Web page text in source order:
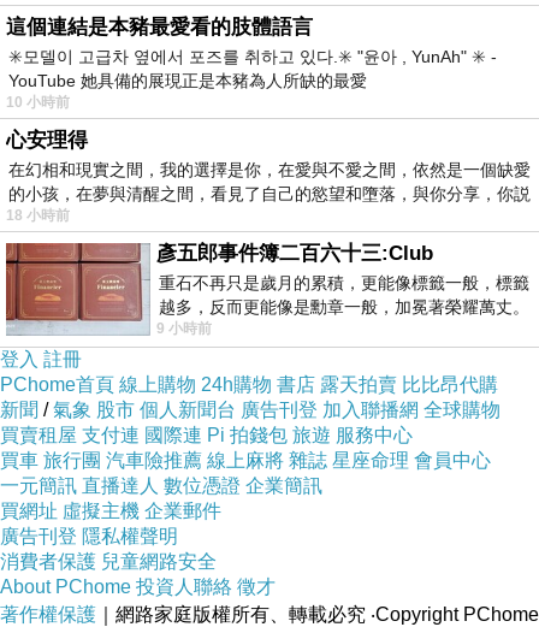
特別針對女性的語氣壓力往往更為密集與日常：
- 當你講話直接，就被說「這樣誰敢要你？」
- 當你專注工作，就被說「這樣會錯過結婚年齡」
- 當你選擇單身，就被說「這樣會孤老終身」
這些語句從來只是出於社會秩序對個體選擇的否定。
而這些語氣有一個共同特徵：
奏與目標。
「恐嚇式婚姻語氣」的三大邏輯
這些話語之所以有效，是因為暗藏三種邏輯勒索：
1. 標準化邏輯：假定婚姻是人生的必經之路，因此誰不合
規範就是錯。
2. 恐懼邏輯：預設單身＝孤獨、無價值、被遺棄。
3. 羞辱邏輯：利用「沒人要你」這類語氣，使人自我否
定，進而自我調整。
這是用婚姻作為懲罰工具的話語體系。
這個連結是本豬最愛看的肢體語言
✳️모델이 고급차 옆에서 포즈를 취하고 있다.✳️ "윤아 , YunAh" ✳️ -
YouTube 她具備的展現正是本豬為人所缺的最愛
10 小時前
心安理得
在幻相和現實之間，我的選擇是你，在愛與不愛之間，依然是一個缺愛
的小孩，在夢與清醒之間，看見了自己的慾望和墮落，與你分享，你説
18 小時前
彥五郎事件簿二百六十三:Club
重石不再只是歲月的累積，更能像標籤一般，標籤
越多，反而更能像是勳章一般，加冕著榮耀萬丈。
習慣一如縱容，成了再難輕輕放下的罪證
9 小時前
登入 註冊
PChome首頁 線上購物 24h購物 書店 露天拍賣 比比昂代購
新聞 /氣象 股市 個人新聞台 廣告刊登 加入聯播網 全球購物
買賣租屋 支付連 國際連 Pi 拍錢包 旅遊 服務中心
買車 旅行團 汽車險推薦 線上麻將 雜誌 星座命理 會員中心
一元簡訊 直播達人 數位憑證 企業簡訊
買網址 虛擬主機 企業郵件
廣告刊登 隱私權聲明
消費者保護 兒童網路安全
About PChome 投資人聯絡 徵才
著作權保護 ｜網路家庭版權所有、轉載必究 ‧Copyright PChome